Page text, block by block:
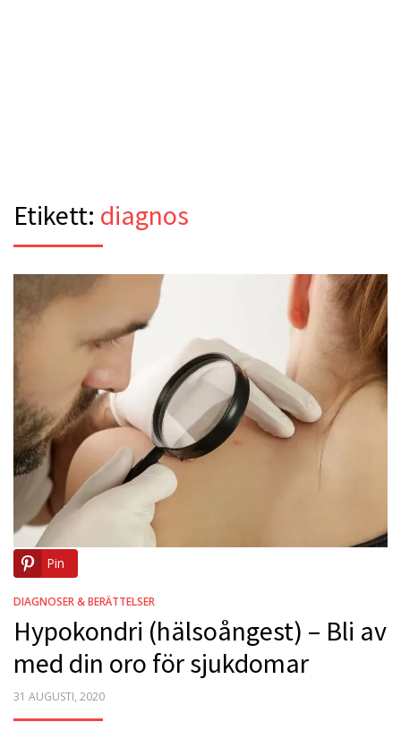
Etikett: diagnos
Pin
DIAGNOSER & BERÄTTELSER
Hypokondri (hälsoångest) – Bli av
med din oro för sjukdomar
POSTED
31 AUGUSTI, 2020